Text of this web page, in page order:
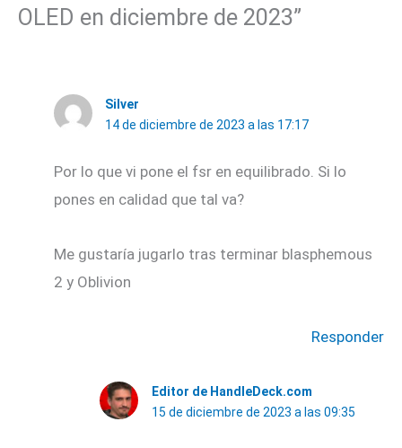
OLED en diciembre de 2023”
Silver
14 de diciembre de 2023 a las 17:17
Por lo que vi pone el fsr en equilibrado. Si lo
pones en calidad que tal va?
Me gustaría jugarlo tras terminar blasphemous
2 y Oblivion
Responder
Editor de HandleDeck.com
15 de diciembre de 2023 a las 09:35